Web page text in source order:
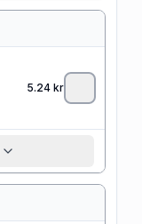
5.24 kr